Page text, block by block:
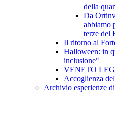
della
Da
abbiamo
terze del
Il ritorno al
Halloween: in
inclusione"
VENETO
Accoglienza
Archivio esperienze